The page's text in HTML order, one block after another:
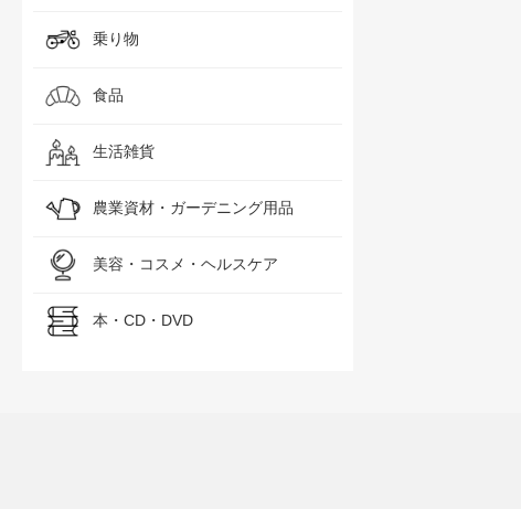
乗り物
食品
生活雑貨
農業資材・ガーデニング用品
美容・コスメ・ヘルスケア
本・CD・DVD